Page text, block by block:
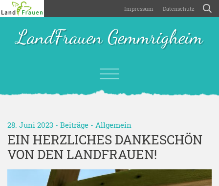
Impressum Datenschutz
LandFrauen Gemmrigheim
28. Juni 2023 - Beiträge - Allgemein
EIN HERZLICHES DANKESCHÖN
VON DEN LANDFRAUEN!